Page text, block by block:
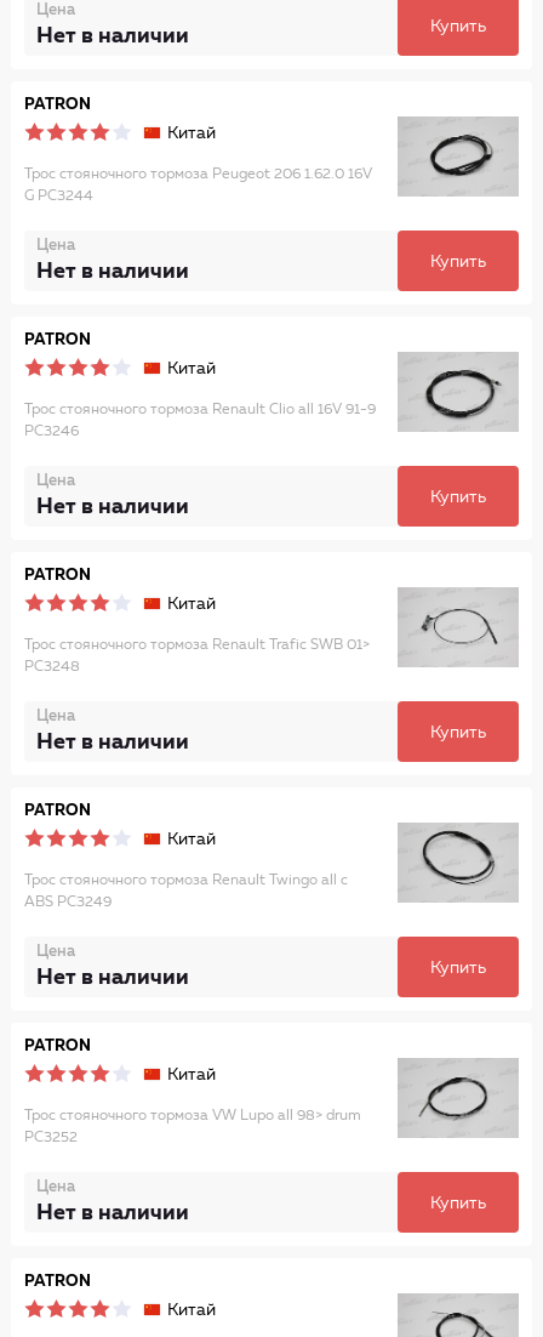
Цена
Нет в наличии Купить
PATRON
Китай
Трос стояночного тормоза Peugeot 206 1.62.0 16V
G PC3244
Цена
Нет в наличии Купить
PATRON
Китай
Трос стояночного тормоза Renault Clio all 16V 91-9
PC3246
Цена
Нет в наличии Купить
PATRON
Китай
Трос стояночного тормоза Renault Trafic SWB 01>
PC3248
Цена
Нет в наличии Купить
PATRON
Китай
Трос стояночного тормоза Renault Twingo all с
ABS PC3249
Цена
Нет в наличии Купить
PATRON
Китай
Трос стояночного тормоза VW Lupo all 98> drum
PC3252
Цена
Нет в наличии Купить
PATRON
Китай